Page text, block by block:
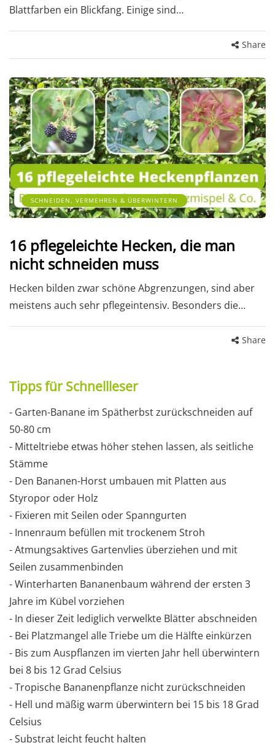
Blattfarben ein Blickfang. Einige sind…
Share
SCHNEIDEN, VERMEHREN & ÜBERWINTERN
16 pflegeleichte Hecken, die man
nicht schneiden muss
Hecken bilden zwar schöne Abgrenzungen, sind aber
meistens auch sehr pflegeintensiv. Besonders die…
Share
Tipps für Schnellleser
- Garten-Banane im Spätherbst zurückschneiden auf
50-80 cm
- Mitteltriebe etwas höher stehen lassen, als seitliche
Stämme
- Den Bananen-Horst umbauen mit Platten aus
Styropor oder Holz
- Fixieren mit Seilen oder Spanngurten
- Innenraum befüllen mit trockenem Stroh
- Atmungsaktives Gartenvlies überziehen und mit
Seilen zusammenbinden
- Winterharten Bananenbaum während der ersten 3
Jahre im Kübel vorziehen
- In dieser Zeit lediglich verwelkte Blätter abschneiden
- Bei Platzmangel alle Triebe um die Hälfte einkürzen
- Bis zum Auspflanzen im vierten Jahr hell überwintern
bei 8 bis 12 Grad Celsius
- Tropische Bananenpflanze nicht zurückschneiden
- Hell und mäßig warm überwintern bei 15 bis 18 Grad
Celsius
- Substrat leicht feucht halten